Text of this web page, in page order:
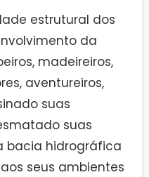
estrutural dos
da
madeireiros,
aventureiros,
suas
suas
bacia hidrográfica
seus ambientes